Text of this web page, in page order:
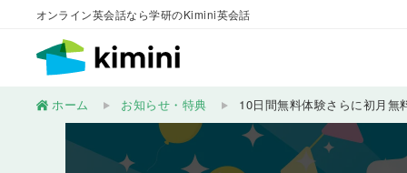
オンライン英会話なら学研のKimini英会話
ホーム お知らせ・特典 10日間無料体験さらに初月無